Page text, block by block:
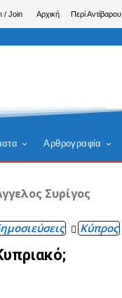
/ Join Αρχική Περί Αντίβαρου
Αρθρογραφία
Συρίγος
Κύπρος